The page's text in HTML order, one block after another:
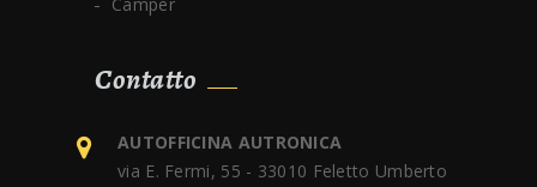
Camper
Contatto
AUTOFFICINA AUTRONICA
via E. Fermi, 55 - 33010 Feletto Umberto